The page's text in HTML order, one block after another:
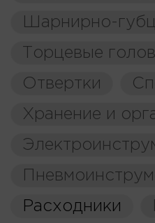
Шарнирно-
Торцевые
Отвертки
Хранение и
Расходники